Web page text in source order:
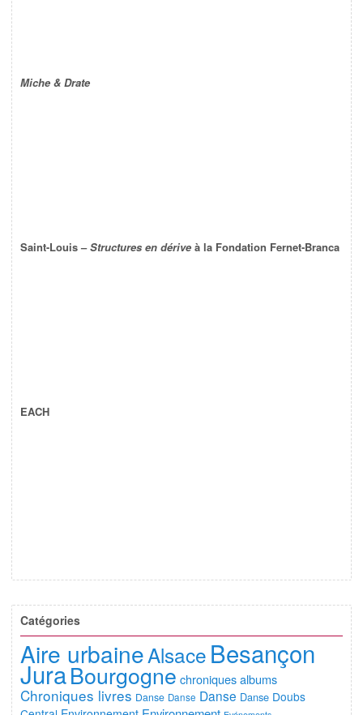
Miche & Drate
Saint-Louis –Structures en dérive à la Fondation Fernet-Branca
EACH
Catégories
Aire urbaineAlsace Besançon
JuraBourgogne chroniques albums
Chroniques livres Danse Danse Danse Danse Doubs